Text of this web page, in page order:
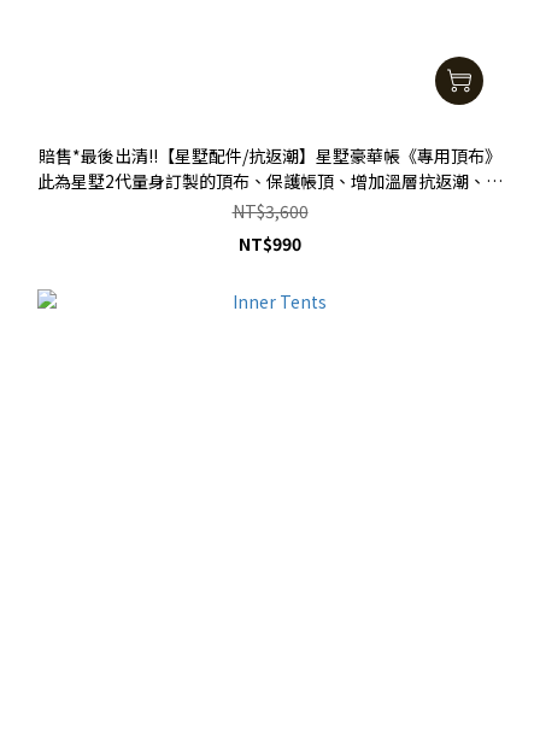
賠售*最後出清!!【星墅配件/抗返潮】星墅豪華帳《專用頂布》
此為星墅2代量身訂製的頂布、保護帳頂、增加溫層抗返潮、提
高防曬功能
NT$3,600
NT$990